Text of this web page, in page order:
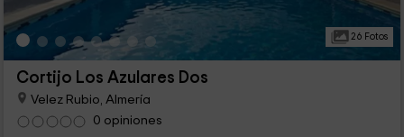
26 Fotos
Cortijo Los Azulares Dos
Velez Rubio, Almería
0 opiniones